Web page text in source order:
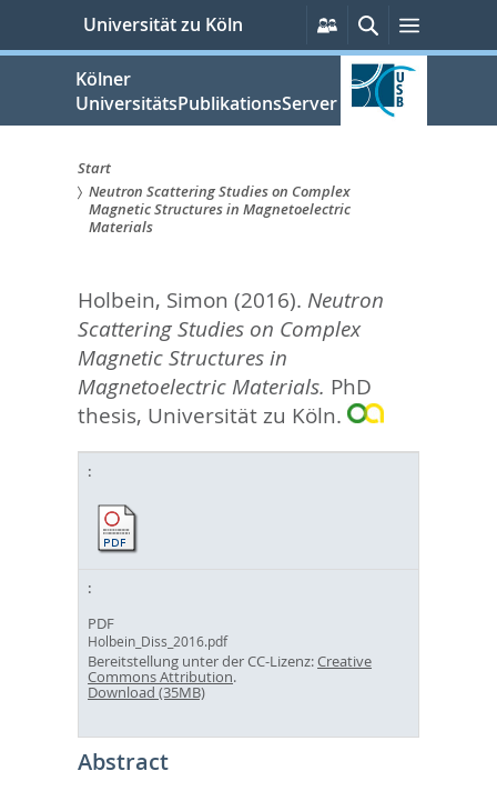
springen
Universität zu Köln
Persönliche
Services
Suche
Kölner
UniversitätsPublikationsServer
Sie
hier:
Start
Neutron Scattering Studies on Complex
Magnetic Structures in Magnetoelectric
Materials
Holbein, Simon (2016). Neutron
Scattering Studies on Complex
Magnetic Structures in
Magnetoelectric Materials. PhD
thesis, Universität zu Köln.
PDF
Holbein_Diss_2016.pdf
Bereitstellung unter der CC-Lizenz:Creative
Commons Attribution.
Download (35MB)
Abstract